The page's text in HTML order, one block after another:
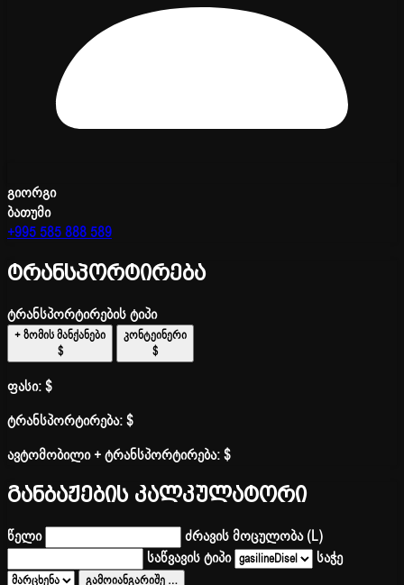
გიორგი
ბათუმი
+995 585 888 589
ტრანსპორტირება
ტრანსპორტირების ტიპი
+ ზომის მანქანები
$
კონტეინერი
$
ფასი:$
ტრანსპორტირება:$
ავტომობილი + ტრანსპორტირება:$
განბაჟების კალკულატორი
წელი
ძრავის მოცულობა (L)
საწვავის ტიპი
საჭე
გამოიანგარიშე …